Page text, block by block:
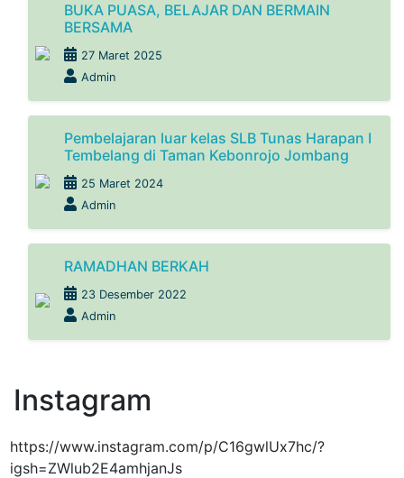
BUKA PUASA, BELAJAR DAN BERMAIN
BERSAMA
27 Maret 2025
Admin
Pembelajaran luar kelas SLB Tunas Harapan I
Tembelang di Taman Kebonrojo Jombang
25 Maret 2024
Admin
RAMADHAN BERKAH
23 Desember 2022
Admin
Instagram
https://www.instagram.com/p/C16gwlUx7hc/?
igsh=ZWlub2E4amhjanJs